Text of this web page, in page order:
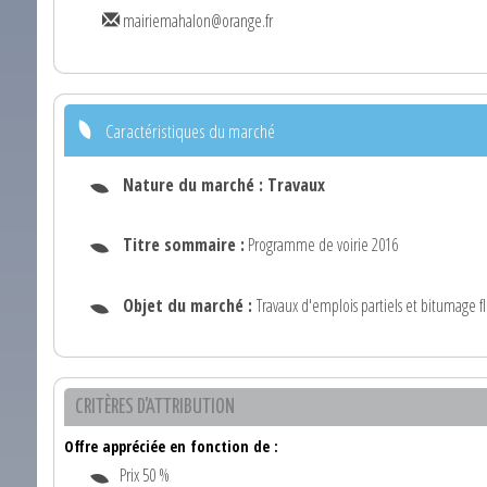
mairiemahalon@orange.fr
Caractéristiques du marché
Nature du marché : Travaux
Titre sommaire : Programme de voirie 2016
Objet du marché :Travaux d'emplois partiels et bitumage
CRITÈRES D'ATTRIBUTION
Offre appréciée en fonction de :
Prix 50 %